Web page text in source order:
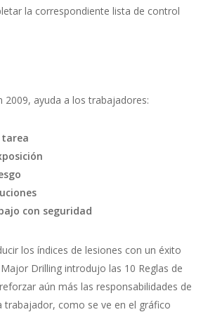
la correspondiente lista de control
2009, ayuda a los trabajadores:
tarea
con seguridad
los índices de lesiones con un éxito
Drilling introdujo las 10 Reglas de
aún más las responsabilidades de
trabajador, como se ve en el gráfico